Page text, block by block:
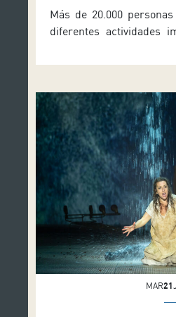
Más de 20.000
diferentes actividades
durante la temporada
las aulas, actividades
online con el
visitas guiadas
configuraron la
MAR21